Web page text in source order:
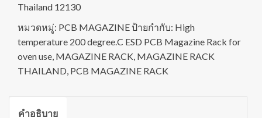
Thailand 12130
หมวดหมู่: PCB MAGAZINEป้ายกำกับ: High
temperature 200 degree.C ESD PCB Magazine Rack for
oven use, MAGAZINE RACK, MAGAZINE RACK
THAILAND, PCB MAGAZINE RACK
คำอธิบาย